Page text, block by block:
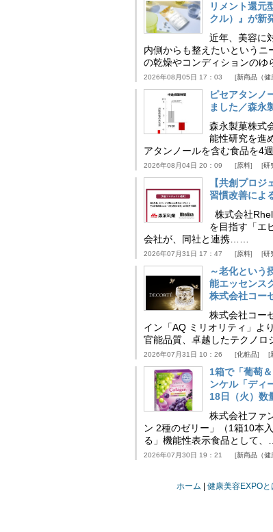
リメント還元
クル）』が新
近年、美容に
内側からも整えたいという
の乾燥やコンディションの
2026年08月05日 17：03 新商品（健
ピセアタンノ
ました／森永
森永製菓株式
能性研究を進
アタンノールを含む食品を4
2026年08月04日 20：09 原料 研
【共創プロ
習慣改善によ
株式会社
を目指す「エ
会社が、同社と連携……
2026年07月31日 17：47 原料 研
～老化とい
能エッセンス
株式会社コー
株式会社コー
イン「AQ ミリオリティ」よ
官能品質、卓越したテクノ
2026年07月31日 10：26 化粧品
1箱で「葡萄
ンケル「ディ
18日（火）数
株式会社ファ
ン 2種のゼリー」（1箱10本
る」機能性表示食品として、
2026年07月30日 19：21 新商品（健
ホーム 健康美容EXPOと